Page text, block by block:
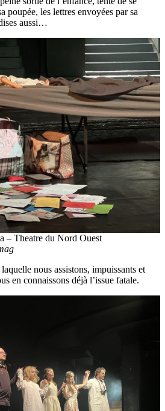
poupée, les lettres envoyées par sa
aussi…
– Theatre du Nord Ouest
nous assistons, impuissants et
en connaissons déjà l’issue fatale.